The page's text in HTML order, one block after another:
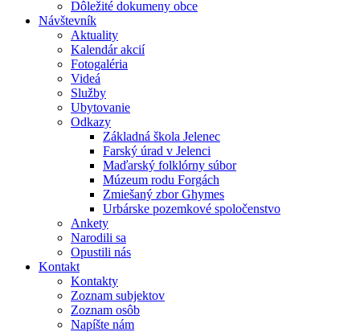
Dôležité dokumeny obce
Návštevník
Aktuality
Kalendár akcií
Fotogaléria
Videá
Služby
Ubytovanie
Odkazy
Základná škola Jelenec
Farský úrad v Jelenci
Maďarský folklórny súbor
Múzeum rodu Forgách
Zmiešaný zbor Ghymes
Urbárske pozemkové spoločenstvo
Ankety
Narodili sa
Opustili nás
Kontakt
Kontakty
Zoznam subjektov
Zoznam osôb
Napíšte nám